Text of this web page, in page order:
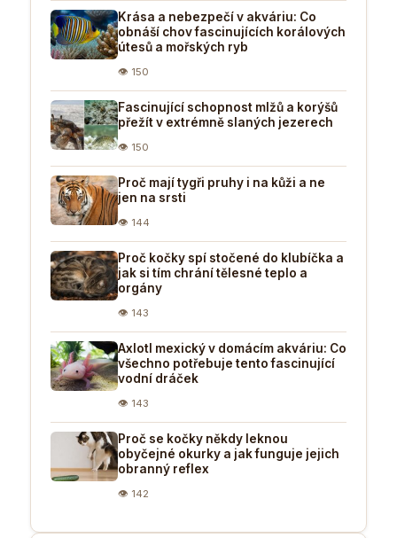
Krása a nebezpečí v akváriu: Co
obnáší chov fascinujících korálových
útesů a mořských ryb
👁 150
Fascinující schopnost mlžů a korýšů
přežít v extrémně slaných jezerech
👁 150
Proč mají tygři pruhy i na kůži a ne
jen na srsti
👁 144
Proč kočky spí stočené do klubíčka a
jak si tím chrání tělesné teplo a
orgány
👁 143
Axlotl mexický v domácím akváriu: Co
všechno potřebuje tento fascinující
vodní dráček
👁 143
Proč se kočky někdy leknou
obyčejné okurky a jak funguje jejich
obranný reflex
👁 142